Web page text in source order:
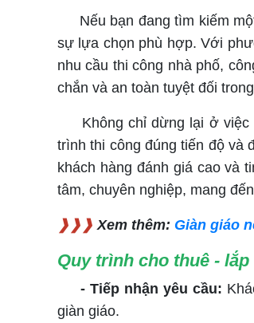
Nếu bạn đang tìm kiếm
sự lựa chọn phù hợp. Với
nhu cầu thi công nhà phố,
chắn và an toàn tuyệt đối
Không chỉ dừng lại ở việc
trình thi công đúng tiến độ và
khách hàng đánh giá cao và
tâm, chuyên nghiệp, mang
❱❱❱ Xem thêm: Giàn giáo
Quy trình cho thuê -
- Tiếp nhận yêu cầu:
giàn giáo.